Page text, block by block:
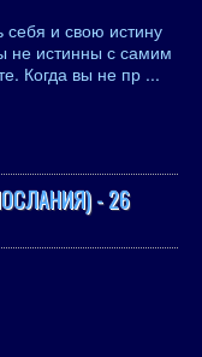
себя и свою истину
не истинны с самим
Когда вы не пр ...
- 26